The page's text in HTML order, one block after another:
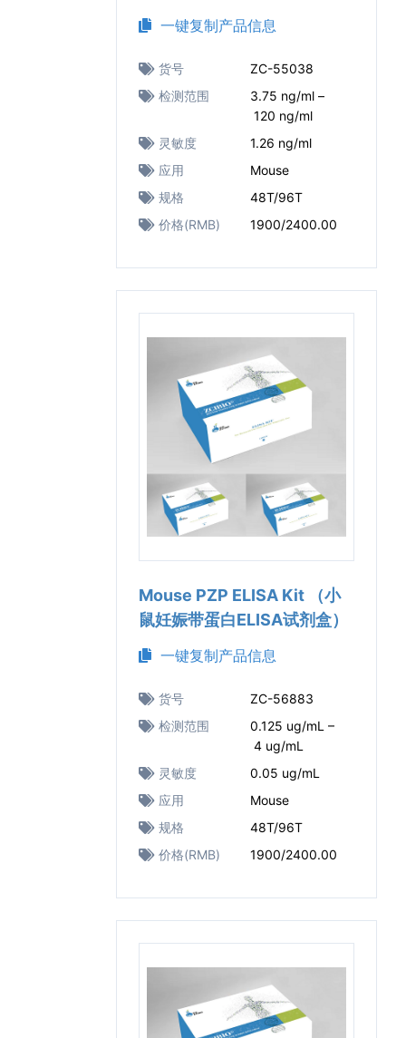
一键复制产品信息
货号
ZC-55038
检测范围
3.75 ng/ml –
120 ng/ml
灵敏度
1.26 ng/ml
应用
Mouse
规格
48T/96T
价格(RMB)
1900/2400.00
Mouse PZP ELISA Kit （小
鼠妊娠带蛋白ELISA试剂盒）
一键复制产品信息
货号
ZC-56883
检测范围
0.125 ug/mL –
4 ug/mL
灵敏度
0.05 ug/mL
应用
Mouse
规格
48T/96T
价格(RMB)
1900/2400.00